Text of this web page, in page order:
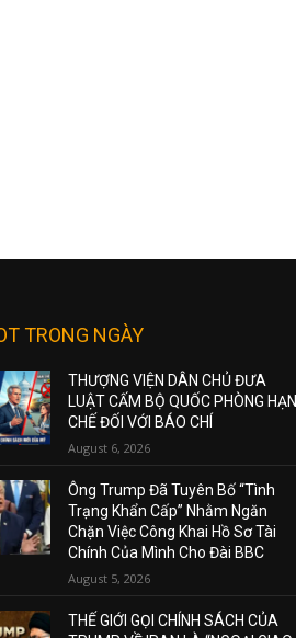
TRONG NGÀY
THƯỢNG VIỆN DÂN CHỦ ĐƯA
LUẬT CẤM BỘ QUỐC PHÒNG HẠN
CHẾ ĐỐI VỚI BÁO CHÍ
August 6, 2026
Ông Trump Đã Tuyên Bố “Tình
Trạng Khẩn Cấp” Nhằm Ngăn
Chặn Việc Công Khai Hồ Sơ Tài
Chính Của Mình Cho Đài BBC
August 5, 2026
THẾ GIỚI GỌI CHÍNH SÁCH CỦA